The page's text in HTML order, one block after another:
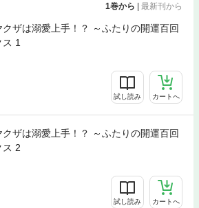
1巻から | 最新刊から
クザは溺愛上手！？ ～ふたりの開運百回
1
試し読み カートへ
クザは溺愛上手！？ ～ふたりの開運百回
ス 2
試し読み カートへ